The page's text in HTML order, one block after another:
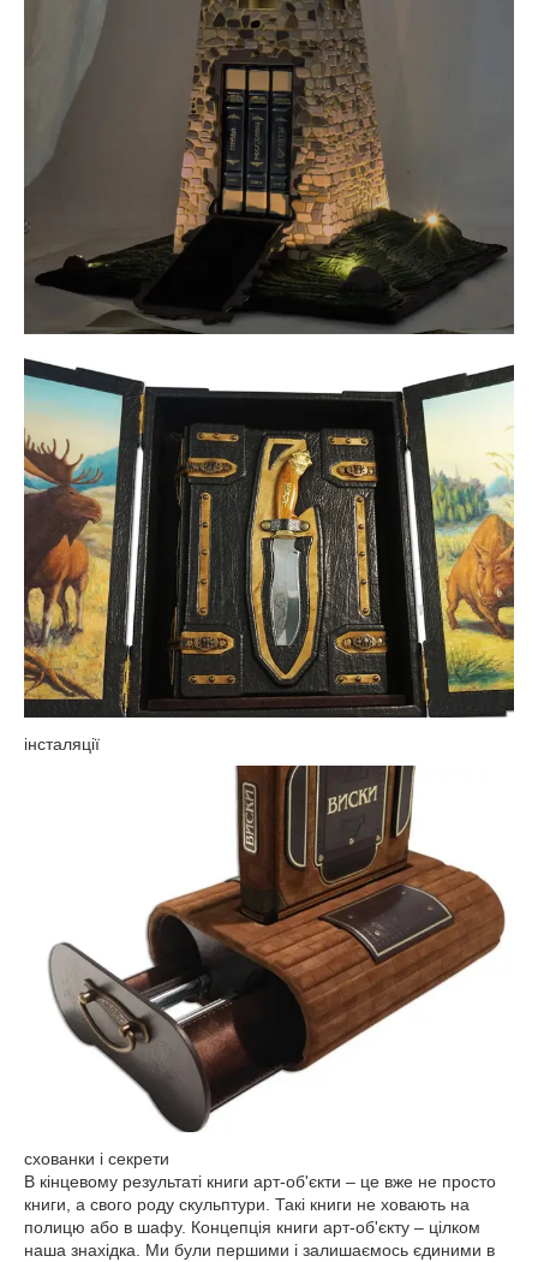
інсталяції
схованки і секрети
В кінцевому результаті книги арт-об'єкти – це вже не просто
книги, а свого роду скульптури. Такі книги не ховають на
полицю або в шафу. Концепція книги арт-об'єкту – цілком
наша знахідка. Ми були першими і залишаємось єдиними в